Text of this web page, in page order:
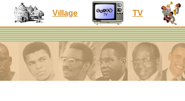
Village TV